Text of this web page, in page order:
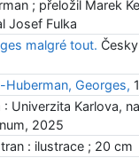
; přeložil Marek
Josef Fulka
malgré tout. Česky
Huberman, Georges,
: Univerzita Karlova,
2025
: ilustrace ; 20 cm